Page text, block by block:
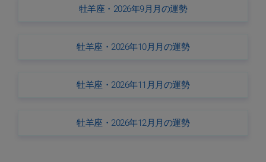
牡羊座・2026年9月月の運勢
牡羊座・2026年10月月の運勢
牡羊座・2026年11月月の運勢
牡羊座・2026年12月月の運勢